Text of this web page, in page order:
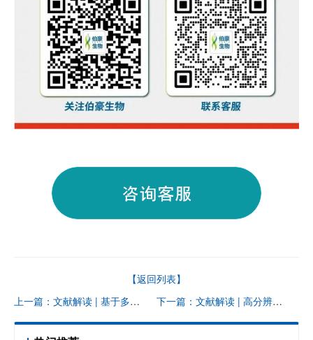
【返回列表】
上一篇：文献解读 | 基于多区域单细胞测序揭示肝癌组织中肿瘤细胞与免疫细胞钥锁特性
下一篇：文献解读 | 高分辨单细胞图谱揭示非小细胞肺癌中性粒细胞多样性和可塑性